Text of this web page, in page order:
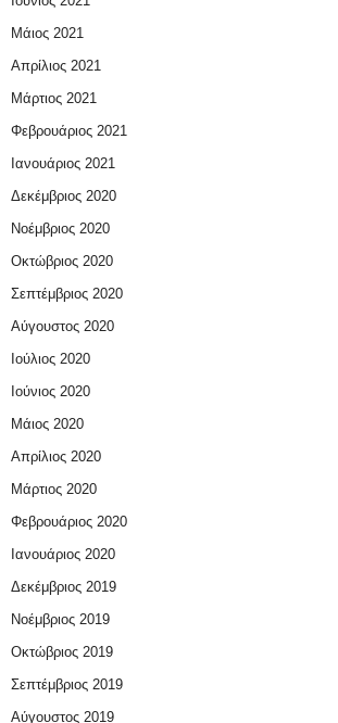
Μάιος 2021
Απρίλιος 2021
Μάρτιος 2021
Φεβρουάριος 2021
Ιανουάριος 2021
Δεκέμβριος 2020
Νοέμβριος 2020
Οκτώβριος 2020
Σεπτέμβριος 2020
Αύγουστος 2020
Ιούλιος 2020
Ιούνιος 2020
Μάιος 2020
Απρίλιος 2020
Μάρτιος 2020
Φεβρουάριος 2020
Ιανουάριος 2020
Δεκέμβριος 2019
Νοέμβριος 2019
Οκτώβριος 2019
Σεπτέμβριος 2019
Αύγουστος 2019